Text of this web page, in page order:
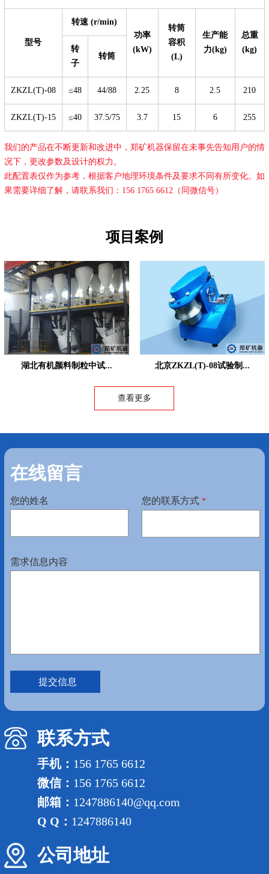
型号
转速 (r/min)
功率
(kW)
转筒
容积
(L)
生产能
力(kg)
总重
(kg)
转
子
转筒
ZKZL(T)-08 ≤48 44/88 2.25 8 2.5 210
ZKZL(T)-15 ≤40 37.5/75 3.7 15 6 255
我们的产品在不断更新和改进中，郑矿机器保留在未事先告知用户的情
况下，更改参数及设计的权力。
此配置表仅作为参考，根据客户地理环境条件及要求不同有所变化。如
果需要详细了解，请联系我们：156 1765 6612（同微信号）
项目案例
湖北有机颜料制粒中试... 北京ZKZL(T)-08试验制...
查看更多
在线留言
您的姓名 您的联系方式*
需求信息内容
联系方式
手机： 156 1765 6612
微信： 156 1765 6612
邮箱： 1247886140@qq.com
Q Q： 1247886140
公司地址